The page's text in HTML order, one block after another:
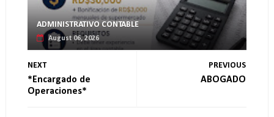
ADMINISTRATIVO CONTABLE
August 06, 2026
NEXT
*Encargado de
Operaciones*
PREVIOUS
ABOGADO